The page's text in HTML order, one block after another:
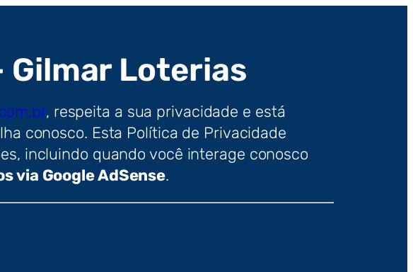
Gilmar Loterias
, respeita a sua privacidade e está
conosco. Esta Política de Privacidade
incluindo quando você interage conosco
via Google AdSense.